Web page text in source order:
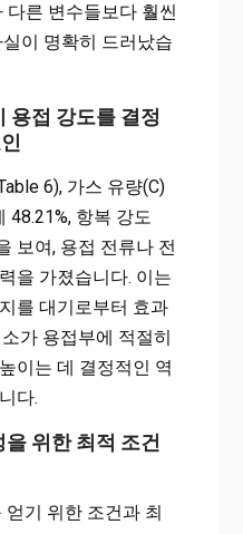
른 변수들보다 훨씬
이 명확히 드러났습
용접 강도를 결정
6), 가스 유량(C)
48.21%, 항복 강도
보여, 용접 전류나 전
을 가졌습니다. 이는
를 대기로부터 효과
가 용접부에 적절히
이는 데 결정적인 역
다.
위한 최적 조건
기 위한 조건과 최